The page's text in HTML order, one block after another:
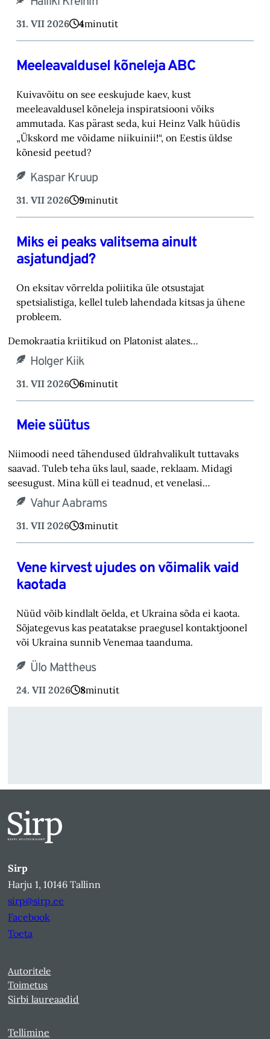
31. VII 2026 4minutit
Meeleavaldusel kõneleja ABC
Kuivavõitu on see eeskujude kaev, kust
meeleavaldusel kõneleja inspiratsiooni võiks
ammutada. Kas pärast seda, kui Heinz Valk hüüdis
„Ükskord me võidame niikuinii!“, on Eestis üldse
kõnesid peetud?
Kaspar Kruup
31. VII 2026 9minutit
Miks ei peaks valitsema ainult
asjatundjad?
On eksitav võrrelda poliitika üle otsustajat
spetsialistiga, kellel tuleb lahendada kitsas ja ühene
probleem.
Demokraatia kriitikud on Platonist alates…
Holger Kiik
31. VII 2026 6minutit
Meie süütus
Niimoodi need tähendused üldrahvalikult tuttavaks
saavad. Tuleb teha üks laul, saade, reklaam. Midagi
seesugust. Mina küll ei teadnud, et venelasi…
Vahur Aabrams
31. VII 2026 3minutit
Vene kirvest ujudes on võimalik vaid
kaotada
Nüüd võib kindlalt öelda, et Ukraina sõda ei kaota.
Sõjategevus kas peatatakse praegusel kontaktjoonel
või Ukraina sunnib Venemaa taanduma.
Ülo Mattheus
24. VII 2026 8minutit
Sirp
Harju 1, 10146 Tallinn
sirp@sirp.ee
Facebook
Toeta
Autoritele
Toimetus
Sirbi laureaadid
Tellimine